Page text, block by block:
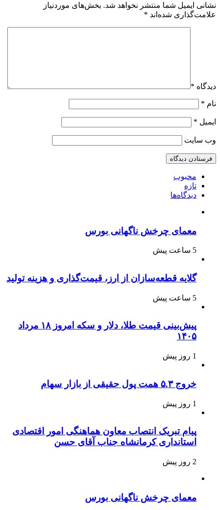
نشانی ایمیل شما منتشر نخواهد شد. بخش‌های موردنیاز
علامت‌گذاری شده‌اند *
دیدگاه *
نام *
ایمیل *
وب‌ سایت
محبوب
تازه
دیدگاه‌ها
معمای چرخش ناگهانی بورس
5 ساعت پیش
گلایه قطعه‌سازان از ارز، قیمت‌گذاری و هزینه تولید
5 ساعت پیش
پیش‌بینی قیمت طلا، دلار و سکه امروز ۱۸ مرداد
۱۴۰۵
1 روز پیش
خروج ۵.۳ همت پول حقیقی از بازار سهام
1 روز پیش
پیام تبریک انتصاب معاون هماهنگی امور اقتصادی
استانداری کرمانشاه جناب آقای حسن
2 روز پیش
معمای چرخش ناگهانی بورس